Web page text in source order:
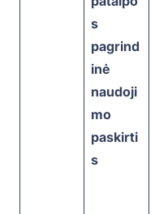
s
pagrind
inė
naudoji
mo
paskirti
s